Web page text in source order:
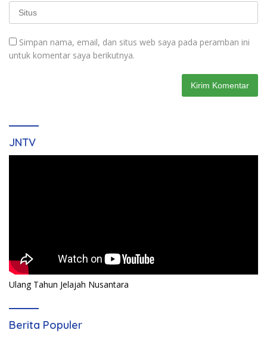
Simpan nama, email, dan situs web saya pada peramban ini
untuk komentar saya berikutnya.
JNTV
Ulang Tahun Jelajah Nusantara
Berita Populer